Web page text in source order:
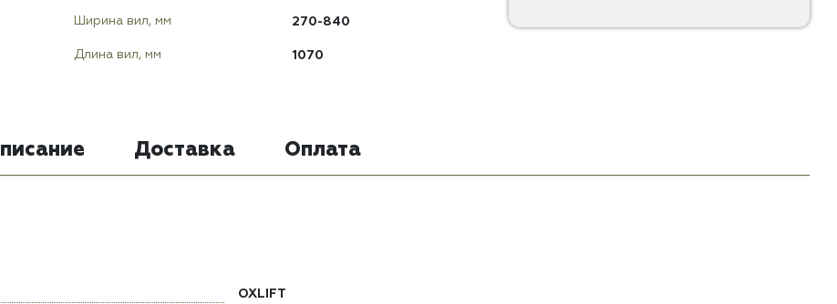
Ширина вил, мм 270-840
Длина вил, мм 1070
Доставка Оплата
OXLIFT